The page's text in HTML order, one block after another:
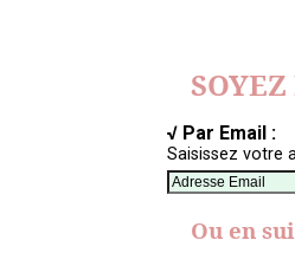
√ Par Email :
Saisissez votre
Ou en